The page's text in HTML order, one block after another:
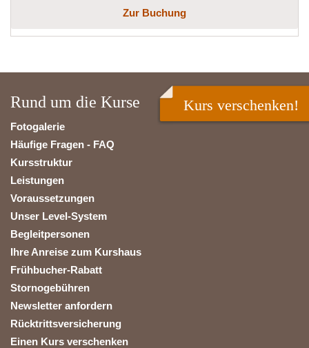
Zur Buchung
Rund um die Kurse
Fotogalerie
Häufige Fragen - FAQ
Kursstruktur
Leistungen
Voraussetzungen
Unser Level-System
Begleitpersonen
Ihre Anreise zum Kurshaus
Frühbucher-Rabatt
Stornogebühren
Newsletter anfordern
Rücktrittsversicherung
Einen Kurs verschenken
Kurs verschenken!